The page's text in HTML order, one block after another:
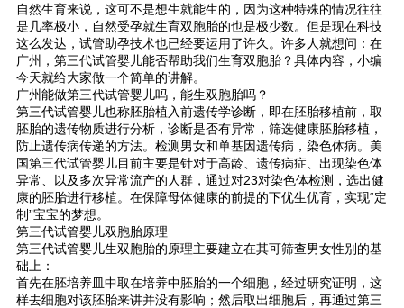
自然生育来说，这可不是想生就能生的，因为这种特殊的情况往往
是几率极小，自然受孕就生育双胞胎的也是极少数。但是现在科技
这么发达，试管助孕技术也已经要运用了许久。许多人就想问：在
广州，第三代试管婴儿能否帮助我们生育双胞胎？具体内容，小编
今天就给大家做一个简单的讲解。
广州能做第三代试管婴儿吗，能生双胞胎吗？
第三代试管婴儿也称胚胎植入前遗传学诊断，即在胚胎移植前，取
胚胎的遗传物质进行分析，诊断是否有异常，筛选健康胚胎移植，
防止遗传病传递的方法。检测男女和单基因遗传病，染色体病。美
国第三代试管婴儿目前主要是针对于高龄、遗传病症、出现染色体
异常、以及多次异常流产的人群，通过对23对染色体检测，选出健
康的胚胎进行移植。在保障母体健康的前提的下优生优育，实现“定
制”宝宝的梦想。
第三代试管婴儿双胞胎原理
第三代试管婴儿生双胞胎的原理主要建立在其可筛查男女性别的基
础上：
首先在胚培养皿中取在培养中胚胎的一个细胞，经过研究证明，这
样去细胞对该胚胎来讲并没有影响；然后取出细胞后，再通过第三